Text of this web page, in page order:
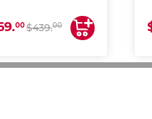
00$439.00